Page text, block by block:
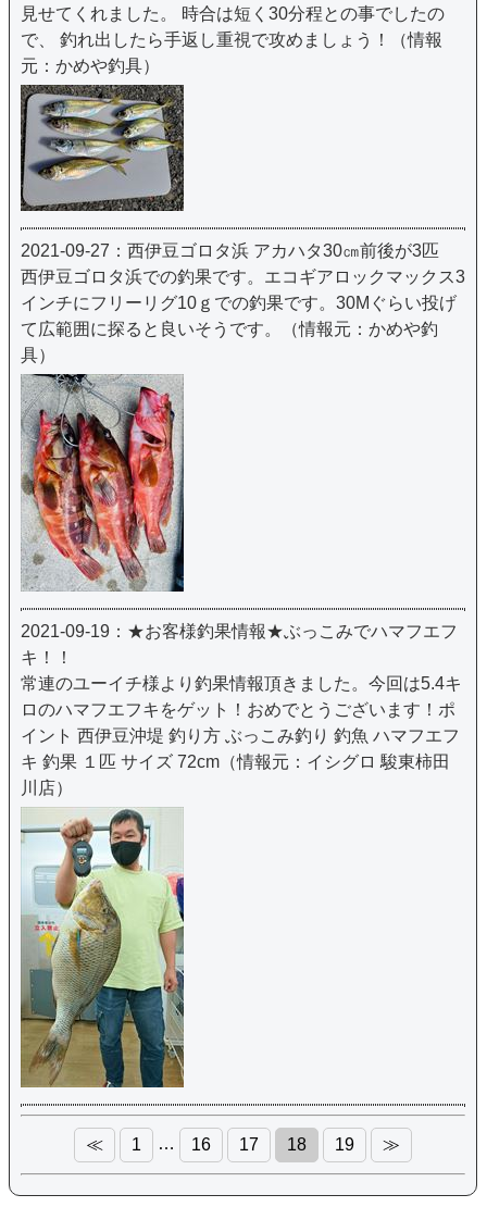
見せてくれました。 時合は短く30分程との事でしたの
で、 釣れ出したら手返し重視で攻めましょう！（情報
元：かめや釣具）
2021-09-27：西伊豆ゴロタ浜 アカハタ30㎝前後が3匹
西伊豆ゴロタ浜での釣果です。エコギアロックマックス3
インチにフリーリグ10ｇでの釣果です。30Mぐらい投げ
て広範囲に探ると良いそうです。（情報元：かめや釣
具）
2021-09-19：★お客様釣果情報★ぶっこみでハマフエフ
キ！！
常連のユーイチ様より釣果情報頂きました。今回は5.4キ
ロのハマフエフキをゲット！おめでとうございます！ポ
イント 西伊豆沖堤 釣り方 ぶっこみ釣り 釣魚 ハマフエフ
キ 釣果 １匹 サイズ 72cm（情報元：イシグロ 駿東柿田
川店）
≪ 1 … 16 17 18 19 ≫